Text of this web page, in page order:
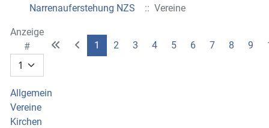
Narrenauferstehung NZS
:: Vereine
Limite der Paginierungsliste
Anzeige
#
1 2 3 4 5 6 7 8 9
Allgemein
Vereine
Kirchen